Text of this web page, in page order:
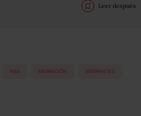
Leer después
INM MIGRACIÓN MIGRANTES